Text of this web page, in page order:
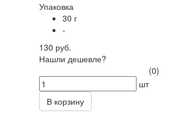
Упаковка
30 г
-
130 руб.
Нашли дешевле?
(0)
шт
В корзину